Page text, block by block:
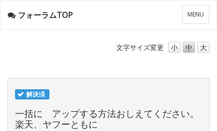
メ
ニ
ー
MENU
フォーラムTOP
文字サイズ変更 小 中 大
解決済
一括に アップする方法おしえてください。
楽天、ヤフーともに